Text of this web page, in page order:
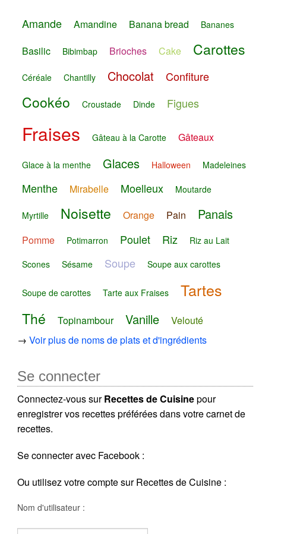
Amande Amandine Banana bread Bananes
Basilic Bibimbap Brioches Cake Carottes
Céréale Chantilly Chocolat Confiture
Cookéo Croustade Dinde Figues
Fraises Gâteau à la Carotte Gâteaux
Glace à la menthe Glaces Halloween Madeleines
Menthe Mirabelle Moelleux Moutarde
Myrtille Noisette Orange Pain Panais
Pomme Potimarron Poulet Riz
Riz au Lait
Scones
Sésame Soupe Soupe aux carottes
Soupe de carottes Tarte aux Fraises Tartes
Thé Topinambour Vanille
Velouté
→Voir plus de noms de plats et d'ingrédients
Se connecter
Connectez-vous surRecettes de Cuisinepour
enregistrer vos recettes préférées dans votre carnet de
recettes.
Se connecter avec Facebook :
Ou utilisez votre compte sur Recettes de Cuisine :
Nom d'utilisateur :